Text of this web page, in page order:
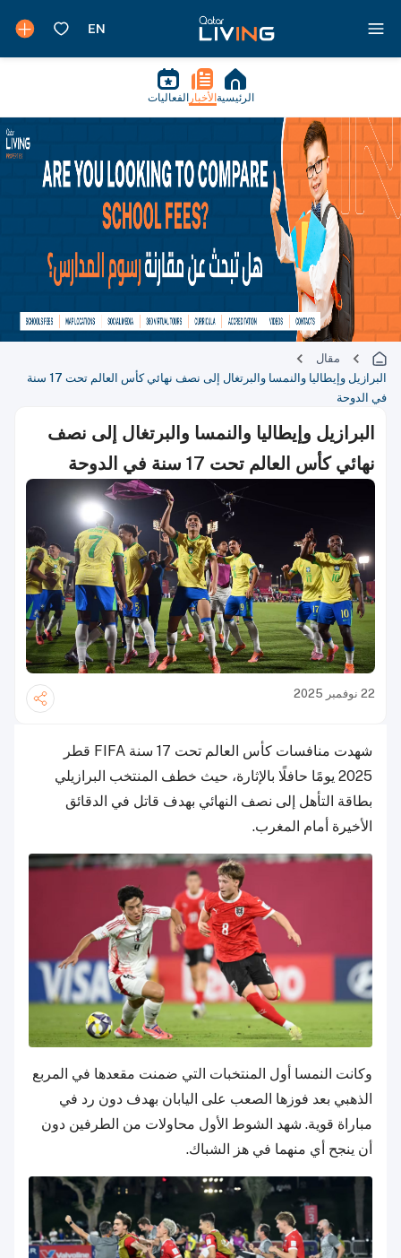
الرئيسية الأخبار الفعاليات
مقال
البرازيل وإيطاليا والنمسا والبرتغال إلى نصف نهائي كأس العالم تحت 17 سنة
في الدوحة
البرازيل وإيطاليا والنمسا والبرتغال إلى نصف
نهائي كأس العالم تحت 17 سنة في الدوحة
22 نوفمبر 2025
شهدت منافسات كأس العالم تحت 17 سنة FIFA قطر
2025 يومًا حافلًا بالإثارة، حيث خطف المنتخب البرازيلي
بطاقة التأهل إلى نصف النهائي بهدف قاتل في الدقائق
الأخيرة أمام المغرب.
وكانت النمسا أول المنتخبات التي ضمنت مقعدها في المربع
الذهبي بعد فوزها الصعب على اليابان بهدف دون رد في
مباراة قوية. شهد الشوط الأول محاولات من الطرفين دون
أن ينجح أي منهما في هز الشباك.